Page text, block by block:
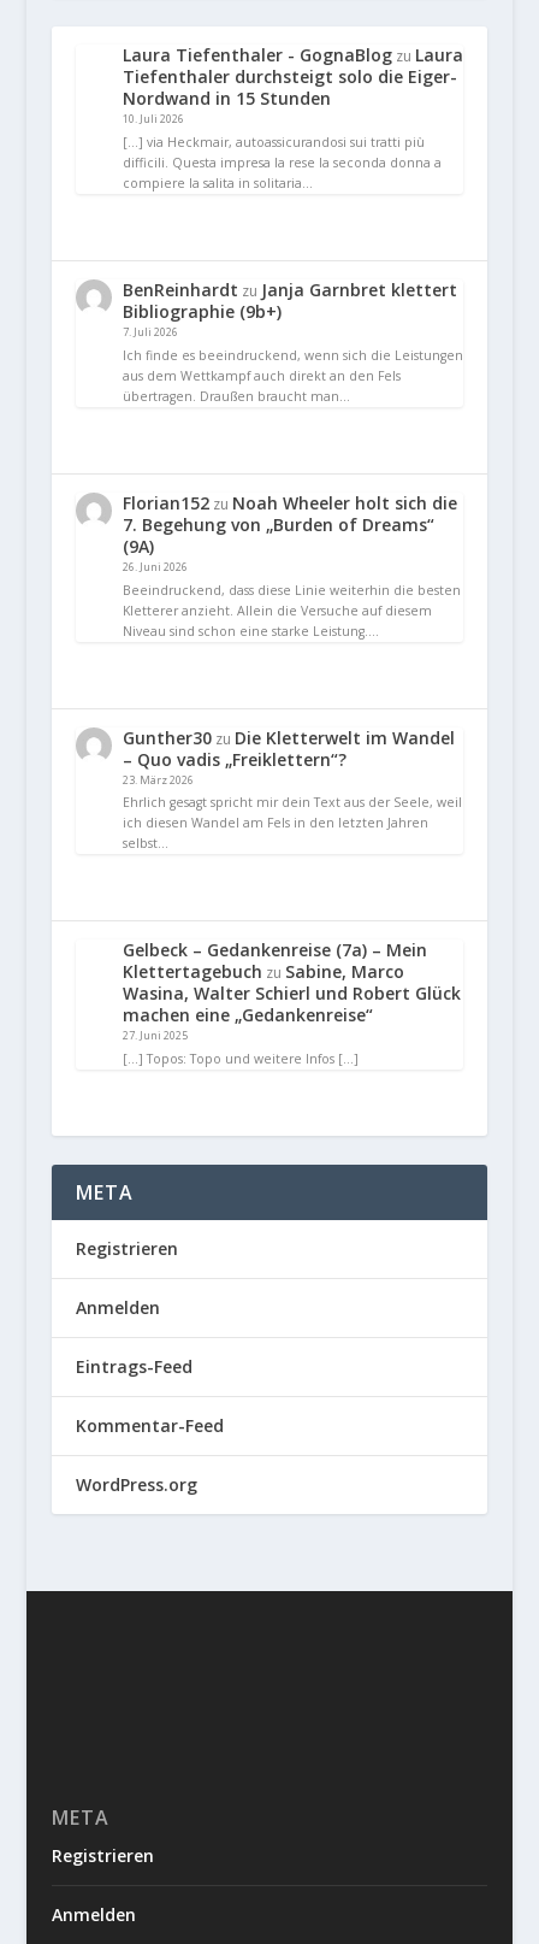
Laura Tiefenthaler - GognaBlogzu Laura
Tiefenthaler durchsteigt solo die Eiger-
Nordwand in 15 Stunden
10. Juli 2026
[…] via Heckmair, autoassicurandosi sui tratti più
difficili. Questa impresa la rese la seconda donna a
compiere la salita in solitaria…
BenReinhardt zu Janja Garnbret klettert
Bibliographie (9b+)
7. Juli 2026
Ich finde es beeindruckend, wenn sich die Leistungen
aus dem Wettkampf auch direkt an den Fels
übertragen. Draußen braucht man…
Florian152zu Noah Wheeler holt sich die
7. Begehung von „Burden of Dreams“
(9A)
26. Juni 2026
Beeindruckend, dass diese Linie weiterhin die besten
Kletterer anzieht. Allein die Versuche auf diesem
Niveau sind schon eine starke Leistung.…
Gunther30zu Die Kletterwelt im Wandel
– Quo vadis „Freiklettern“?
23. März 2026
Ehrlich gesagt spricht mir dein Text aus der Seele, weil
ich diesen Wandel am Fels in den letzten Jahren
selbst…
Gelbeck – Gedankenreise (7a) – Mein
Klettertagebuch zu Sabine, Marco
Wasina, Walter Schierl und Robert Glück
machen eine „Gedankenreise“
27. Juni 2025
[…] Topos: Topo und weitere Infos […]
META
Registrieren
Anmelden
Eintrags-Feed
Kommentar-Feed
WordPress.org
META
Registrieren
Anmelden